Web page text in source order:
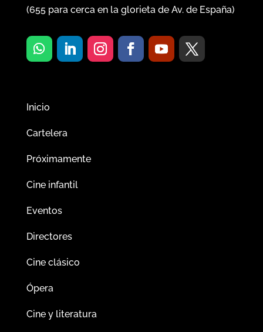
(655para cerca en la glorieta de Av. de España)
Inicio
Cartelera
Próximamente
Cine infantil
Eventos
Directores
Cine clásico
Ópera
Cine y literatura